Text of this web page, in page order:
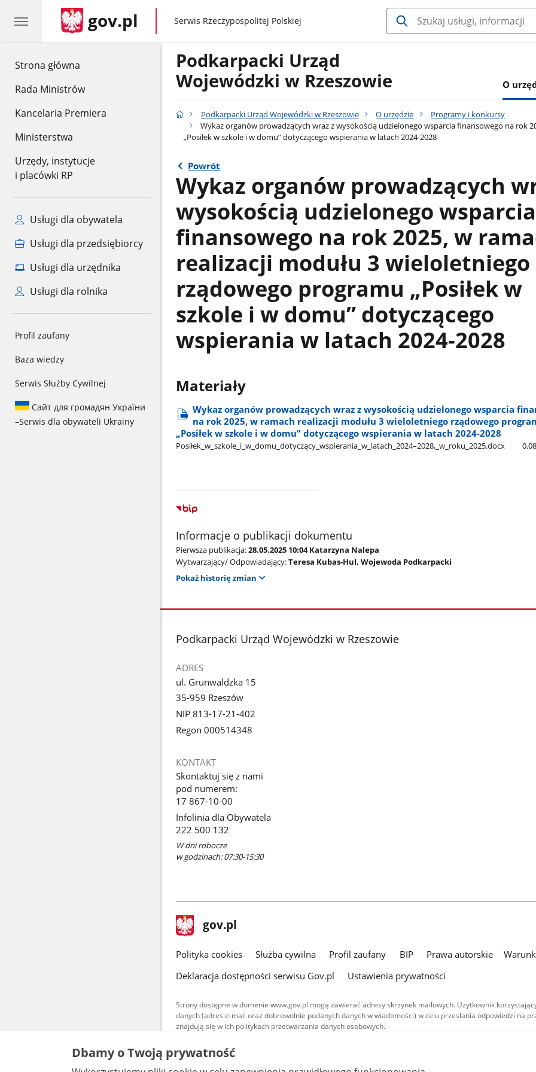
Strona główna
Rada Ministrów
Kancelaria Premiera
Ministerstwa
Urzędy, instytucje
i placówki RP
Usługi dla obywatela
Usługi dla przedsiębiorcy
Usługi dla urzędnika
Usługi dla rolnika
Profil zaufany
Baza wiedzy
Serwis Służby Cywilnej
Сайт для громадян України
–Serwis dla obywateli Ukrainy
gov.pl gov.pl
Serwis Rzeczypospolitej Polskiej
Podkarpacki Urząd
Wojewódzki w Rzeszowie
O
Podkarpacki Urząd Wojewódzki w Rzeszowie O urzędzie
Programy i konkursy
Wykaz organów prowadzących wraz z wysokością udzielonego wsparcia finansowego na rok
„Posiłek w szkole i w domu” dotyczącego wspierania w latach 2024-2028
Powrót
Wykaz organów prowadzących
wysokością udzielonego wsparcia
finansowego na rok 2025, w
realizacji modułu 3 wieloletniego
rządowego programu „Posiłek w
szkole i w domu” dotyczącego
wspierania w latach 2024-2028
Materiały
Wykaz organów prowadzących wraz z wysokością udzielonego wsparcia
na rok 2025, w ramach realizacji modułu 3 wieloletniego rządowego
„Posiłek w szkole i w domu” dotyczącego wspierania w latach 2024-2028
Posiłek​_w​_szkole​_i​_w​_domu​_dotyczący​_wspierania​_w​_latach​_2024–2028,​_w​_roku​_2025.docx
Informacje o publikacji dokumentu
Pierwsza publikacja:28.05.2025 10:04 Katarzyna Nalepa
Wytwarzający/ Odpowiadający:Teresa Kubas-Hul, Wojewoda Podkarpacki
Pokaż historię zmian
stopka
Podkarpacki Urząd Wojewódzki w Rzeszowie
ADRES
ul. Grunwaldzka 15
35-959 Rzeszów
NIP 813-17-21-402
Regon 000514348
KONTAKT
Skontaktuj się z nami
pod numerem:
17 867-10-00
Infolinia dla Obywatela
222 500 132
W dni robocze
w godzinach: 07:30-15:30
stopka
gov.pl Strona
gov.pl
gov.pl
Polityka cookies Służba cywilna Profil zaufany BIP Prawa autorskie
Deklaracja dostępności serwisu Gov.pl
Ustawienia prywatności
Strony dostępne w domenie www.gov.pl mogą zawierać adresy skrzynek mailowych. Użytkownik
danych (adres e-mail oraz dobrowolnie podanych danych w wiadomości) w celu przesłania odpowiedzi na
znajdują się w ich politykach przetwarzania danych osobowych.
Treści tekstowe publikowane w serwisie (z wyłączeniem treści audiowizualnych), są
udostępniane na licencji typu Creative Commons: uznanie autorstwa - na tych samych
warunkach 4.0 (CC BY-SA 4.0). Materiały audiowizualne, w tym zdjęcia, materiały audio i wideo,
Dbamy o Twoją prywatność